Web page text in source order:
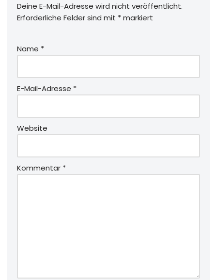
Deine E-Mail-Adresse wird nicht veröffentlicht.
Erforderliche Felder sind mit *markiert
Name *
E-Mail-Adresse *
Website
Kommentar *